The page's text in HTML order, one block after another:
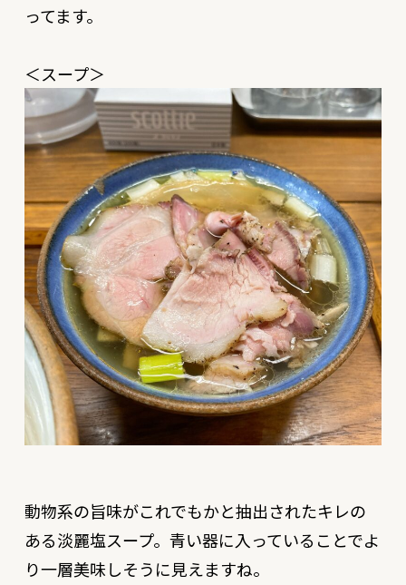
ってます。
＜スープ＞
動物系の旨味がこれでもかと抽出されたキレの
ある淡麗塩スープ。青い器に入っていることでよ
り一層美味しそうに見えますね。